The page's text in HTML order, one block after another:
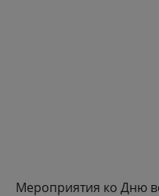
Мероприятия ко Дню